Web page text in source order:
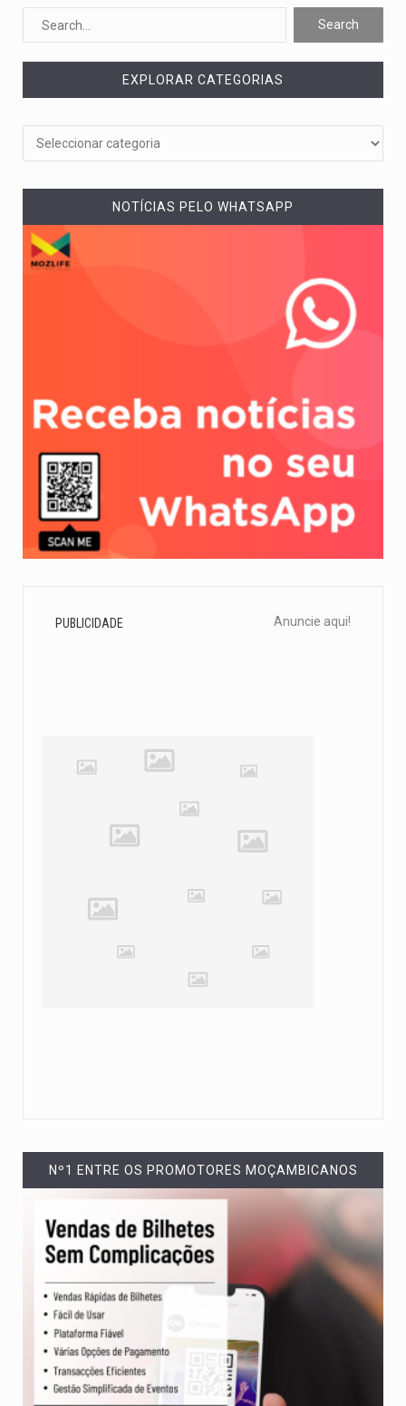
O programa, cuja implementação está prevista entre abril de 2026…
A nova legislação estabelece um prazo de 180 dias para…
EXPLORAR CATEGORIAS
NOTÍCIAS PELO WHATSAPP
PUBLICIDADE Anuncie aqui!
Nº1 ENTRE OS PROMOTORES MOÇAMBICANOS